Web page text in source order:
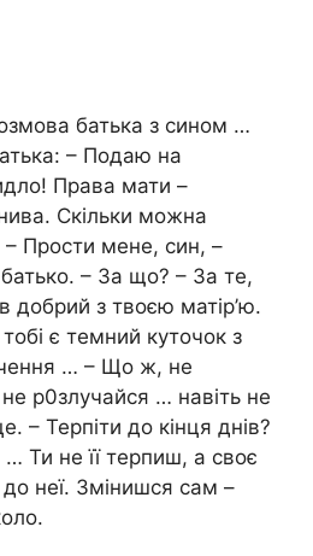
батька з сином …
– Подаю на
Права мати –
Скільки можна
– Прости мене, син, –
батько. – За що? – За те,
добрий з твоєю матір’ю.
є темний куточок з
… – Що ж, не
р0злучайся … навіть не
– Терпіти до кінця днів?
Ти не її терпиш, а своє
неї. Змінишся сам –